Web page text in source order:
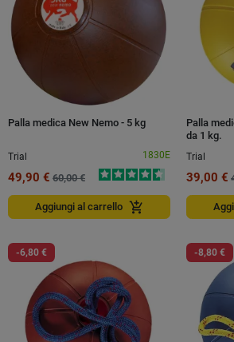
Palla medica New Nemo - 5 kg
Trial 1830E
49,90 € 60,00 €
Aggiungi al carrello add_shopping_cart
Palla
da 1 kg.
Trial
39,00 €
-6,80 € -8,80 €